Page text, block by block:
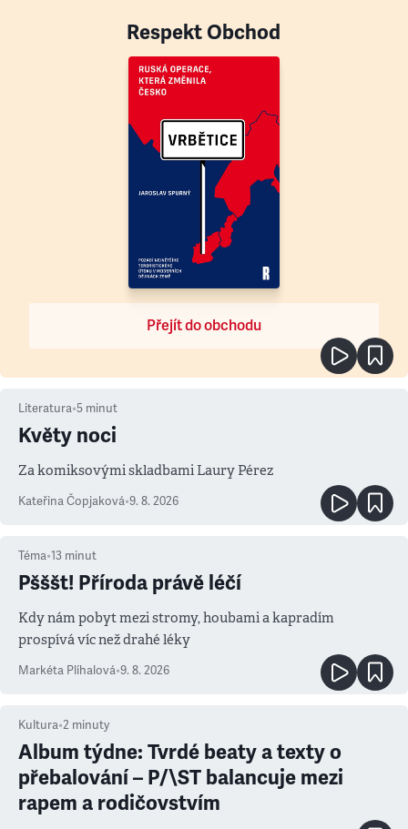
Respekt Obchod
Přejít do obchodu
Literatura•5 minut
Květy noci
Za komiksovými skladbami Laury Pérez
Kateřina Čopjaková•9. 8. 2026
Téma•13 minut
Pšššt! Příroda právě léčí
Kdy nám pobyt mezi stromy, houbami a kapradím
prospívá víc než drahé léky
Markéta Plíhalová•9. 8. 2026
Kultura•2 minuty
Album týdne: Tvrdé beaty a texty o
přebalování – P/\ST balancuje mezi
rapem a rodičovstvím